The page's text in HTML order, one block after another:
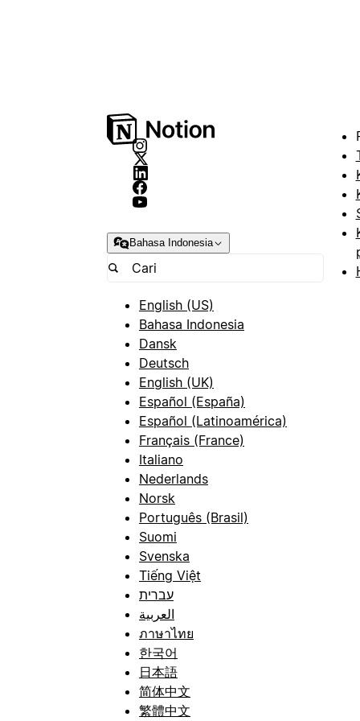
Bahasa Indonesia
English (US)
Bahasa Indonesia
Dansk
Deutsch
English (UK)
Español (España)
Español (Latinoamérica)
Français (France)
Italiano
Nederlands
Norsk
Português (Brasil)
Suomi
Svenska
Tiếng Việt
עברית
العربية
ภาษาไทย
한국어
日本語
简体中文
繁體中文